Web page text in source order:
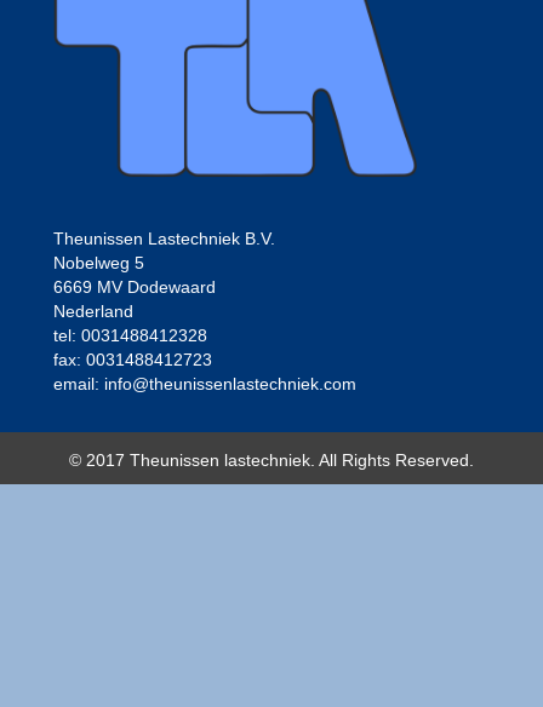
Theunissen Lastechniek B.V.
Nobelweg 5
6669 MV Dodewaard
Nederland
tel: 0031488412328
fax: 0031488412723
email: info@theunissenlastechniek.com
© 2017 Theunissen lastechniek. All Rights Reserved.